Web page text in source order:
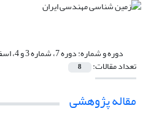
دوره و شماره:دوره 7، شماره 3 و 4، اسفند 1393، صفحه 1-102
تعداد مقالات: 8
مقاله پژوهشی